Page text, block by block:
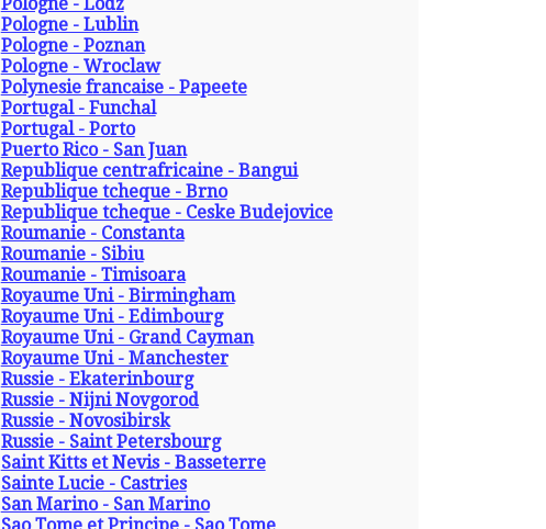
Pologne - Lublin
Pologne - Poznan
Pologne - Wroclaw
Polynesie francaise - Papeete
Portugal - Funchal
Portugal - Porto
Puerto Rico - San Juan
Republique centrafricaine - Bangui
Republique tcheque - Brno
Republique tcheque - Ceske Budejovice
Roumanie - Constanta
Roumanie - Sibiu
Roumanie - Timisoara
Royaume Uni - Birmingham
Royaume Uni - Edimbourg
Royaume Uni - Grand Cayman
Royaume Uni - Manchester
Russie - Ekaterinbourg
Russie - Nijni Novgorod
Russie - Novosibirsk
Russie - Saint Petersbourg
Saint Kitts et Nevis - Basseterre
Sainte Lucie - Castries
San Marino - San Marino